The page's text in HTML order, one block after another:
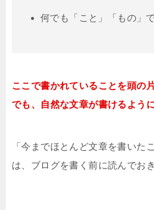
何でも「こと」「もの」
ここで書かれていることを頭の
でも、自然な文章が書けるよう
「今までほとんど文章を書いた
は、ブログを書く前に読んでお